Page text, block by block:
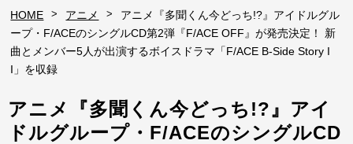
HOME > アニメ >
アニメ『多聞くん今どっち!?』アイドルグル
ープ・F/ACEのシングルCD第2弾『F/ACE OFF』が発売決定！ 新
曲とメンバー5人が出演するボイスドラマ「F/ACE B-Side Story I
I」を収録
アニメ『多聞くん今どっち!?』アイ
ドルグループ・F/ACEのシングルCD